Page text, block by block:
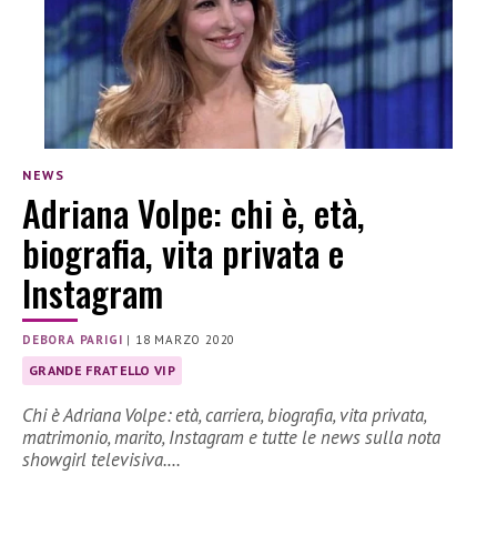
NEWS
Adriana Volpe: chi è, età,
biografia, vita privata e
Instagram
DEBORA PARIGI | 18 MARZO 2020
GRANDE FRATELLO VIP
Chi è Adriana Volpe: età, carriera, biografia, vita privata,
matrimonio, marito, Instagram e tutte le news sulla nota
showgirl televisiva.…